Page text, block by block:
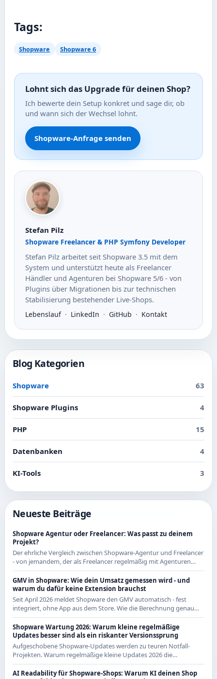
Blog Kategorien
Shopware 63
Shopware Plugins 4
PHP 15
Datenbanken 4
KI-Tools 3
Neueste Beiträge
Shopware Agentur oder Freelancer: Was passt zu deinem
Projekt?
Der ehrliche Vergleich zwischen Shopware-Agentur und Freelancer
- von jemandem, der als Freelancer regelmäßig mit Agenturen
zusammenarbeitet und beide Seiten kennt.
GMV in Shopware: Wie dein Umsatz gemessen wird - und
warum du dafür keine Extension brauchst
Seit April 2026 meldet Shopware den GMV automatisch - fest
integriert, ohne App aus dem Store. Wie die Berechnung genau
funktioniert und was das für CE-Händler bedeutet.
Shopware Wartung 2026: Warum kleine regelmäßige
Updates besser sind als ein riskanter Versionssprung
Aufgeschobene Shopware-Updates werden zu teuren Notfall-
Projekten. Warum regelmäßige kleine Updates 2026 die
wirtschaftlichere Strategie sind - mit Beispielen aus den letzten
Releases.
AI Readability für Shopware-Shops: Warum KI deinen Shop
Tags:
Shopware Shopware 6
Lohnt sich das Upgrade für deinen Shop?
Ich bewerte dein Setup konkret und sage dir, ob
und wann sich der Wechsel lohnt.
Shopware-Anfrage senden
Stefan Pilz
Shopware Freelancer & PHP Symfony Developer
Stefan Pilz arbeitet seit Shopware 3.5 mit dem
System und unterstützt heute als Freelancer
Händler und Agenturen bei Shopware 5/6 - von
Plugins über Migrationen bis zur technischen
Stabilisierung bestehender Live-Shops.
Lebenslauf · LinkedIn · GitHub · Kontakt